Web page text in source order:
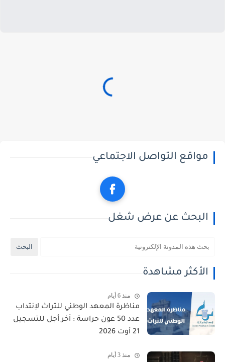
مواقع التواصل الاجتماعي
البحث عن عرض شغل
الأكثر مشاهدة
منذ 6 أيام
مناظرة المعهد الوطني للتراث لإنتداب
عدد 50 عون حراسة : آخر أجل للتسجيل
21 أوت 2026
منذ 3 أيام